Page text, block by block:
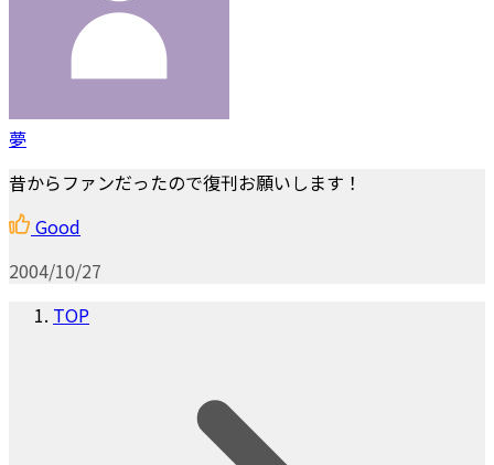
夢
昔からファンだったので復刊お願いします！
Good
2004/10/27
TOP